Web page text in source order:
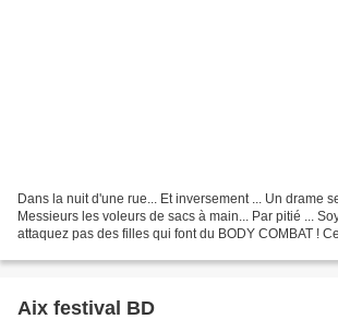
Dans la nuit d'une rue... Et inversement ... Un drame
Messieurs les voleurs de sacs à main... Par pitié ...
attaquez pas des filles qui font du BODY COMBAT !
Aix festival BD